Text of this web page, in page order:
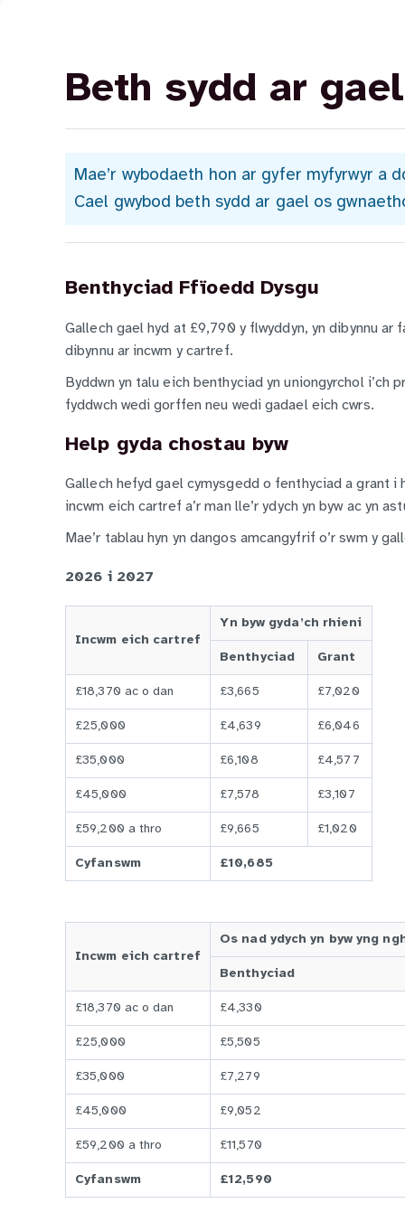
Beth sydd ar gael
Mae’r wybodaeth hon ar gyfer myfyrwyr a
Cael gwybod beth sydd ar gael os
Benthyciad Ffïoedd Dysgu
Gallech gael hyd at £9,790 y flwyddyn, yn dibynnu ar
dibynnu ar incwm y cartref.
Byddwn yn talu eich benthyciad yn uniongyrchol
fyddwch wedi gorffen neu wedi gadael eich cwrs.
Help gyda chostau byw
Gallech hefyd gael cymysgedd o fenthyciad a grant i
incwm eich cartref a’r man lle’r ydych yn byw ac yn
Mae’r tablau hyn yn dangos amcangyfrif o’r swm y
2026 i 2027
Incwm eich cartref
Yn byw gyda’ch rhieni
Benthyciad Grant
£18,370 ac o dan £3,665 £7,020
£25,000 £4,639 £6,046
£35,000 £6,108 £4,577
£45,000 £7,578 £3,107
£59,200 a thro £9,665 £1,020
Cyfanswm £10,685
Incwm eich cartref
Os nad ydych yn byw yng
Benthyciad
£18,370 ac o dan £4,330
£25,000 £5,505
£35,000 £7,279
£45,000 £9,052
£59,200 a thro £11,570
Cyfanswm £12,590